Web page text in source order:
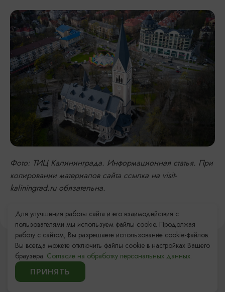
Фото: ТИЦ Калининграда. Информационная статья. При
копировании материалов сайта ссылка на visit-
kaliningrad.ru обязательна.
ИЩИТЕ ТАКЖЕ НА НАШЕМ САЙТЕ
Для улучшения работы сайта и его взаимодействия с
пользователями мы используем файлы cookie. Продолжая
работу с сайтом, Вы разрешаете использование cookie-файлов.
Вы всегда можете отключить файлы cookie в настройках Вашего
браузера. Согласие на обработку персональных данных.
ПРИНЯТЬ